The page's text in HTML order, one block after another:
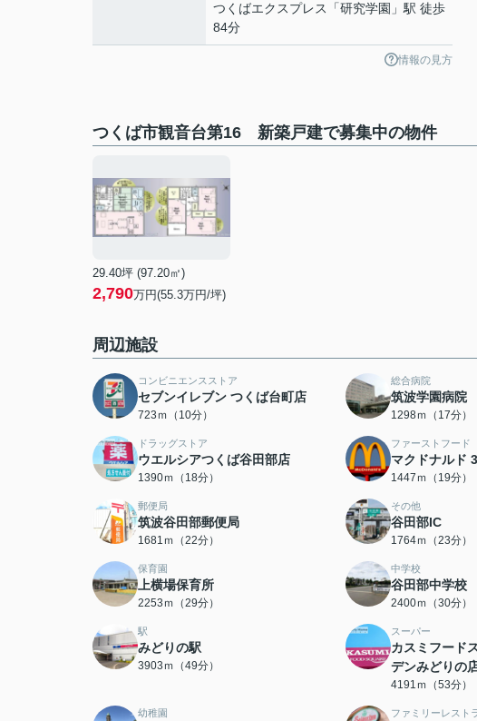
つくばエクスプレス
「研究学園 」駅 徒歩
84分
情報の見方
つくば市観音台第16 新築戸建で募集中の物件
29.40坪 (97.20㎡)
2,790万円(55.3万円/坪)
周辺施設
コンビニエンスストア
セブンイレブン つくば台町店
723ｍ（10分）
総合病院
筑波学園病院
1298ｍ（17分）
ドラッグストア
ウエルシアつくば谷田部店
1390ｍ（18分）
ファーストフード
マクドナルド
1447ｍ（19分）
郵便局
筑波谷田部郵便局
1681ｍ（22分）
その他
谷田部IC
1764ｍ（23分）
保育園
上横場保育所
2253ｍ（29分）
中学校
谷田部中学校
2400ｍ（30分）
駅
みどりの駅
3903ｍ（49分）
スーパー
カスミフード
デンみどりの
4191ｍ（53分）
幼稚園 ファミリーレスト